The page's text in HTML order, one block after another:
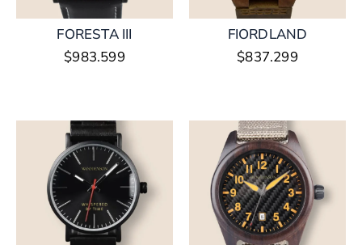
FORESTA III
$983.599
FIORDLAND
$837.299